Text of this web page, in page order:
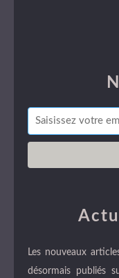
Les nouveaux
désormais publiés